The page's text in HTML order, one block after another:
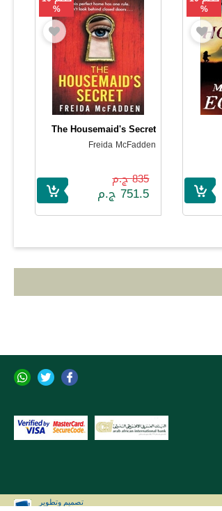
%
%
The Housemaid's Secret
Freida McFadden
835 ج.م
751.5 ج.م
تصميم وتطوير